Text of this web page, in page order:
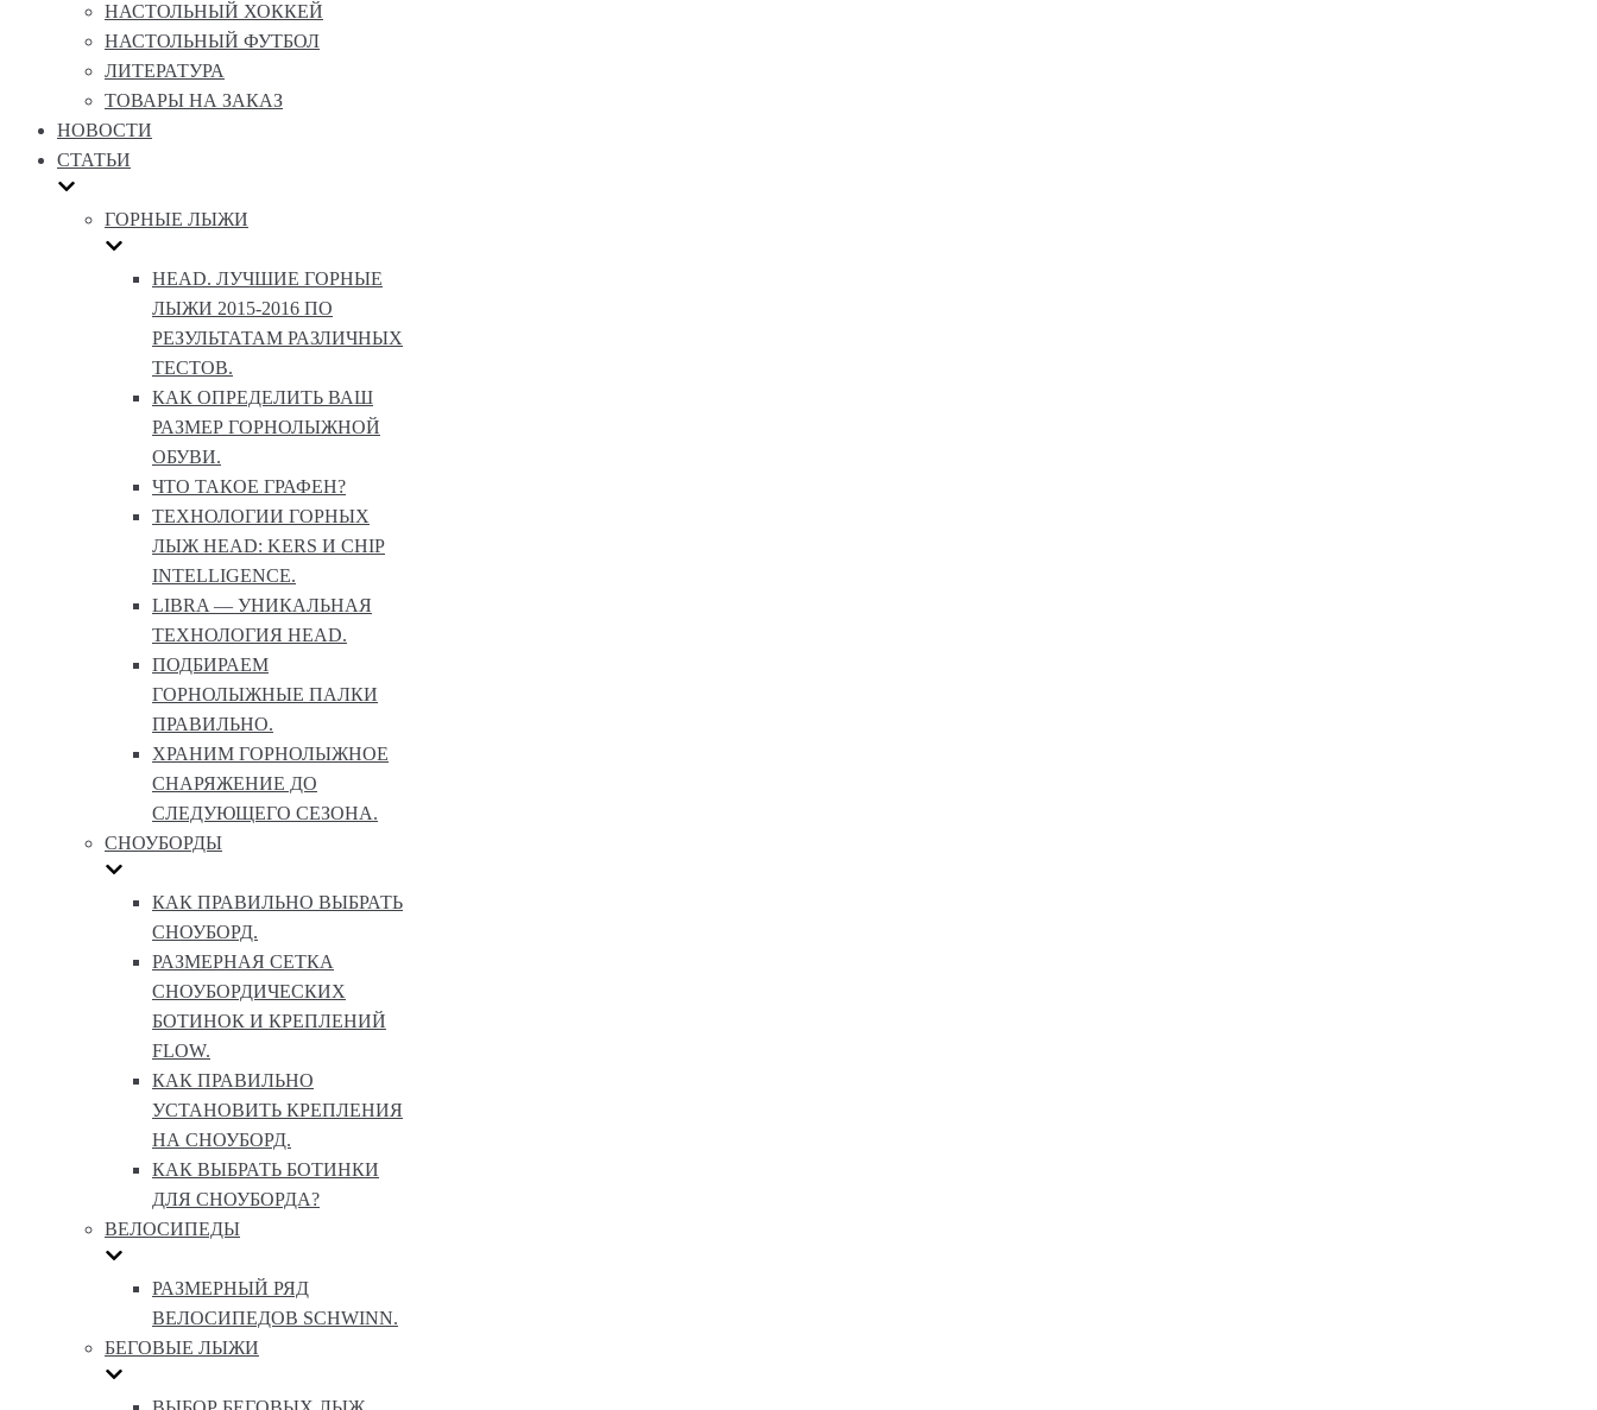
НАСТОЛЬНЫЙ ХОККЕЙ
НАСТОЛЬНЫЙ ФУТБОЛ
ЛИТЕРАТУРА
ТОВАРЫ НА ЗАКАЗ
НОВОСТИ
СТАТЬИ
ГОРНЫЕ ЛЫЖИ
HEAD. ЛУЧШИЕ ГОРНЫЕ
ЛЫЖИ 2015-2016 ПО
РЕЗУЛЬТАТАМ РАЗЛИЧНЫХ
ТЕСТОВ.
КАК ОПРЕДЕЛИТЬ ВАШ
РАЗМЕР ГОРНОЛЫЖНОЙ
ОБУВИ.
ЧТО ТАКОЕ ГРАФЕН?
ТЕХНОЛОГИИ ГОРНЫХ
ЛЫЖ HEAD: KERS И CHIP
INTELLIGENCE.
LIBRA — УНИКАЛЬНАЯ
ТЕХНОЛОГИЯ HEAD.
ПОДБИРАЕМ
ГОРНОЛЫЖНЫЕ ПАЛКИ
ПРАВИЛЬНО.
ХРАНИМ ГОРНОЛЫЖНОЕ
СНАРЯЖЕНИЕ ДО
СЛЕДУЮЩЕГО СЕЗОНА.
СНОУБОРДЫ
КАК ПРАВИЛЬНО ВЫБРАТЬ
СНОУБОРД.
РАЗМЕРНАЯ СЕТКА
СНОУБОРДИЧЕСКИХ
БОТИНОК И КРЕПЛЕНИЙ
FLOW.
КАК ПРАВИЛЬНО
УСТАНОВИТЬ КРЕПЛЕНИЯ
НА СНОУБОРД.
КАК ВЫБРАТЬ БОТИНКИ
ДЛЯ СНОУБОРДА?
ВЕЛОСИПЕДЫ
РАЗМЕРНЫЙ РЯД
ВЕЛОСИПЕДОВ SCHWINN.
БЕГОВЫЕ ЛЫЖИ